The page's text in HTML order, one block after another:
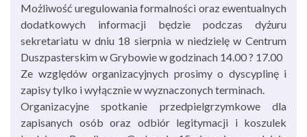
Możliwość uregulowania formalności oraz ewentualnych
dodatkowych informacji będzie podczas dyżuru
sekretariatu w dniu 18 sierpnia w niedzielę w Centrum
Duszpasterskim w Grybowie w godzinach 14.00 ? 17.00
Ze względów organizacyjnych prosimy o dyscyplinę i
zapisy tylko i wyłącznie w wyznaczonych terminach.
Organizacyjne spotkanie przedpielgrzymkowe dla
zapisanych osób oraz odbiór legitymacji i koszulek